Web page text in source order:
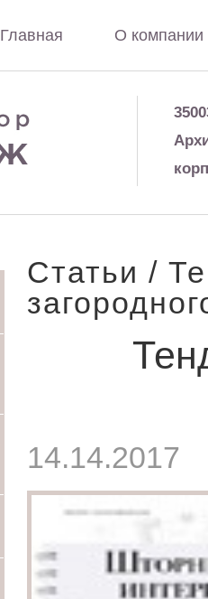
Главная О компании
Статьи /
14.14.2017